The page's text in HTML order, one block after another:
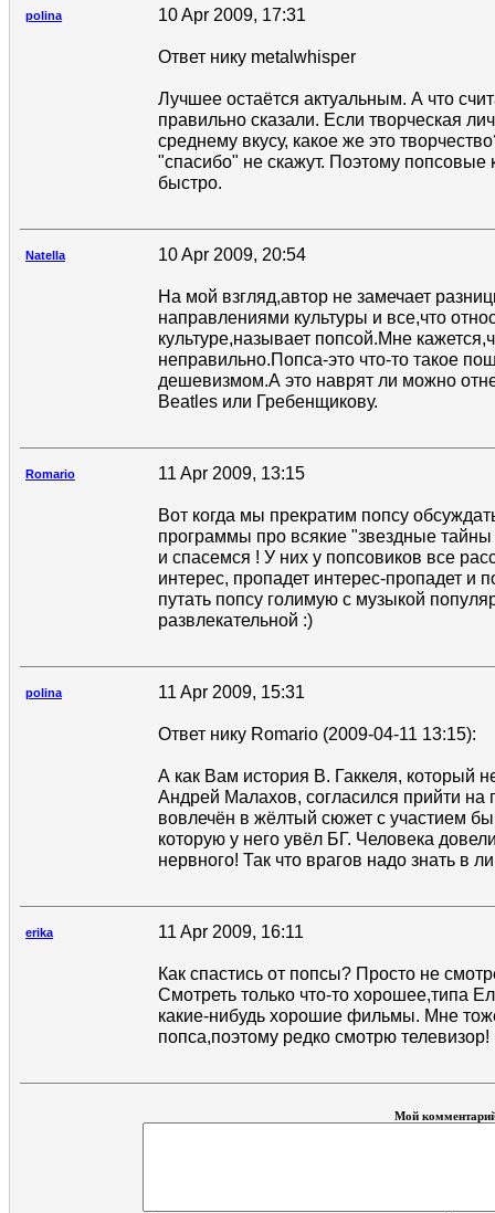
polina 10 Apr 2009, 17:31
Ответ нику metalwhisper
Лучшее остаётся актуальным. А что
правильно сказали. Если творческая
среднему вкусу, какое же это
"спасибо" не скажут. Поэтому
быстро.
Natella 10 Apr 2009, 20:54
На мой взгляд,автор не замечает
направлениями культуры и все,что
культуре,называет попсой.Мне
неправильно.Попса-это что-то такое
дешевизмом.А это наврят ли можно
Beatles или Гребенщикову.
Romario 11 Apr 2009, 13:15
Вот когда мы прекратим попсу
программы про всякие "звездные тайны
и спасемся ! У них у попсовиков все
интерес, пропадет интерес-пропадет и
путать попсу голимую с музыкой
развлекательной :)
polina 11 Apr 2009, 15:31
Ответ нику Romario (2009-04-11 13:15):
А как Вам история В. Гаккеля, который
Андрей Малахов, согласился прийти на
вовлечён в жёлтый сюжет с участием
которую у него увёл БГ. Человека
нервного! Так что врагов надо знать в
erika 11 Apr 2009, 16:11
Как спастись от попсы? Просто не
Смотреть только что-то хорошее,типа
какие-нибудь хорошие фильмы. Мне
попса,поэтому редко смотрю телевизор!
Мой